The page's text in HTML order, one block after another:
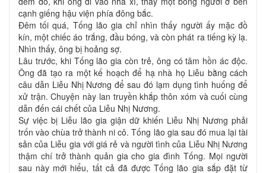
cạnh giếng hậu viện phía đông bắc.
Đêm tối quá, Tống lão gia chỉ nhìn thấy người ấy mặc đồ
kín, một chiếc áo trắng, đầu bóng, và còn phát ra tiếng kỳ lạ.
Nhìn thấy, ông bị hoảng sợ.
Lâu trước, khi Tống lão gia còn trẻ, ông có tâm hồn ác độc.
Ông đã tạo ra một kế hoạch để hạ nhà họ Liễu bằng cách
câu dẫn Liễu Nhị Nương để sau đó lạm dụng tình huống để
xử trận. Chuyện này lan truyền khắp thôn xóm và cuối cùng
dẫn đến cái chết của Liễu Nhị Nương.
Sự việc bị Liễu lão gia giận dữ khiến Liễu Nhị Nương phải
trốn vào chùa trở thành ni cô. Tống lão gia sau đó mua lại tài
sản của Liễu gia với giá rẻ và người tình của Liễu Nhị Nương
thậm chí trở thành quản gia cho gia đình Tống. Mọi người
sau này mới hiểu, tất cả đã được Tống lão gia sắp đặt từ